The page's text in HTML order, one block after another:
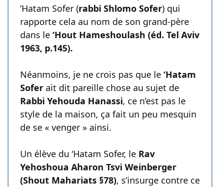
‘Hatam Sofer (rabbi Shlomo Sofer) qui
rapporte cela au nom de son grand-père
dans le ‘Hout Hameshoulash (éd. Tel Aviv
1963, p.145).
Néanmoins, je ne crois pas que le ‘Hatam
Sofer ait dit pareille chose au sujet de
Rabbi Yehouda Hanassi, ce n’est pas le
style de la maison, ça fait un peu mesquin
de se « venger » ainsi.
Un élève du ‘Hatam Sofer, le Rav
Yehoshoua Aharon Tsvi Weinberger
(Shout Mahariats §78), s’insurge contre ce